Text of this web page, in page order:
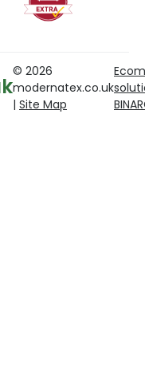
© 2026
modernatex.co.uk
| Site Map